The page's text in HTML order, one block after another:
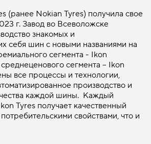
(ранее Nokian Tyres) получила свое
г. Завод во Всеволожске
знакомых и
себя шин с новыми названиями на
сегмента - Ikon
сегмента – Ikon
все процессы и технологии,
производство и
каждой шины. Каждый
Tyres получает качественный
свойствами, что и